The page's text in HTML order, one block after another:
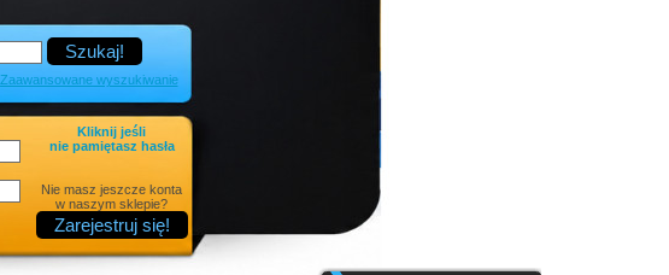
Zaawansowane wyszukiwanie
Kliknij jeśli
nie pamiętasz hasła
Nie masz jeszcze konta
w naszym sklepie?